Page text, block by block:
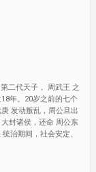
二代天子， 周武王 之
年。20岁之前的七个
发动叛乱，周公旦出
封诸侯，还命 周公东
治期间，社会安定、